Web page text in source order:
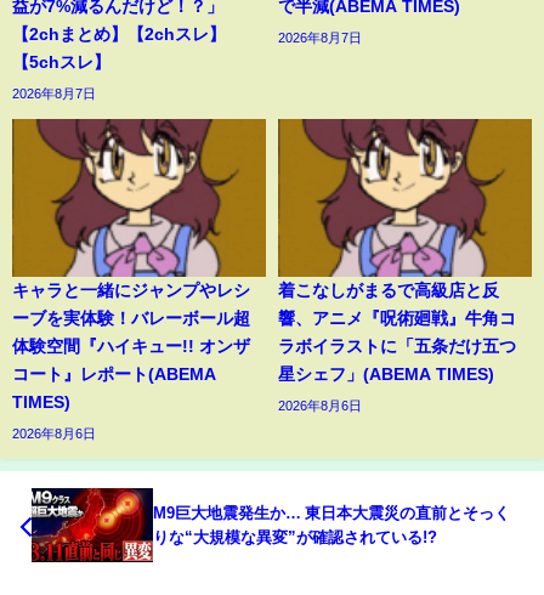
益が7%減るんだけど！？」
【2chまとめ】【2chスレ】
【5chスレ】
2026年8月7日
で半減(ABEMA TIMES)
2026年8月7日
キャラと一緒にジャンプやレシ
ーブを実体験！バレーボール超
体験空間『ハイキュー!! オンザ
コート』レポート(ABEMA
TIMES)
2026年8月6日
着こなしがまるで高級店と反
響、アニメ『呪術廻戦』牛角コ
ラボイラストに「五条だけ五つ
星シェフ」(ABEMA TIMES)
2026年8月6日
M9巨大地震発生か… 東日本大震災の直前とそっく
りな“大規模な異変”が確認されている!?